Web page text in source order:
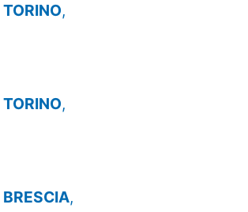
,
,
,